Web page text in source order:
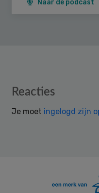
Naar de podcast
Reader
Reacties
Je moet ingelogd zijn